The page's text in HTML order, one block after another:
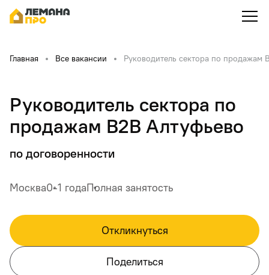
Главная Все вакансии Руководитель сектора по продажам
Руководитель сектора по
продажам B2B Алтуфьево
по договоренности
Москва0-1 годаПолная занятость
Откликнуться
Поделиться